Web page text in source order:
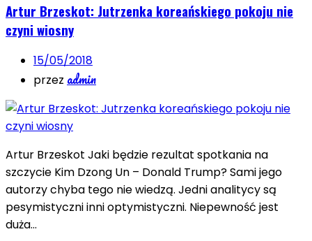
Artur Brzeskot: Jutrzenka koreańskiego pokoju nie
czyni wiosny
15/05/2018
przez admin
Artur Brzeskot Jaki będzie rezultat spotkania na
szczycie Kim Dzong Un – Donald Trump? Sami jego
autorzy chyba tego nie wiedzą. Jedni analitycy są
pesymistyczni inni optymistyczni. Niepewność jest
duża…